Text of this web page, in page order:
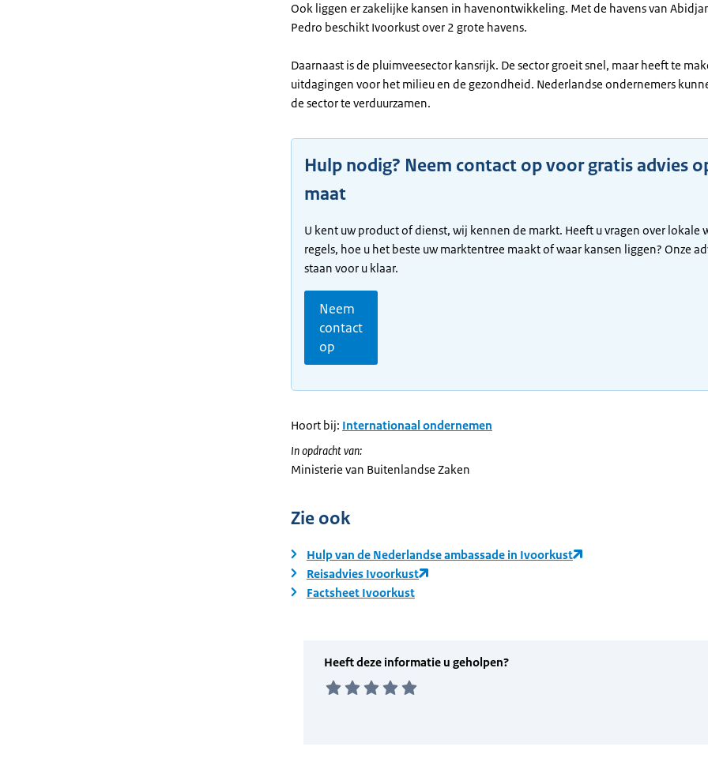
Ook liggen er zakelijke kansen in havenontwikkeling. Met de havens van
Pedro beschikt Ivoorkust over 2 grote havens.
Daarnaast is de pluimveesector kansrijk. De sector groeit snel, maar heeft te
uitdagingen voor het milieu en de gezondheid. Nederlandse ondernemers
de sector te verduurzamen.
Hulp nodig? Neem contact op voor gratis advies
maat
U kent uw product of dienst, wij kennen de markt. Heeft u vragen over lokale
regels, hoe u het beste uw marktentree maakt of waar kansen liggen? Onze
staan voor u klaar.
Neem
contact
op
Hoort bij: Internationaal ondernemen
In opdracht van:
Ministerie van Buitenlandse Zaken
Zie ook
Hulp van de Nederlandse ambassade in Ivoorkust
Reisadvies Ivoorkust
Factsheet Ivoorkust